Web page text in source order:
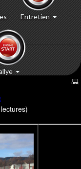
Entretien
)